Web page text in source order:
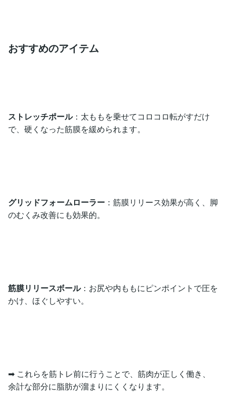
おすすめのアイテム
ストレッチポール：太ももを乗せてコロコロ転がすだけ
で、硬くなった筋膜を緩められます。
グリッドフォームローラー ：筋膜リリース効果が高く、脚
のむくみ改善にも効果的。
筋膜リリースボール：お尻や内ももにピンポイントで圧を
かけ、ほぐしやすい。
➡ これらを筋トレ前に行うことで、筋肉が正しく働き、
余計な部分に脂肪が溜まりにくくなります。